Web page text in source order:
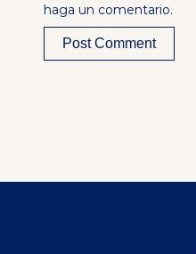
haga un comentario.